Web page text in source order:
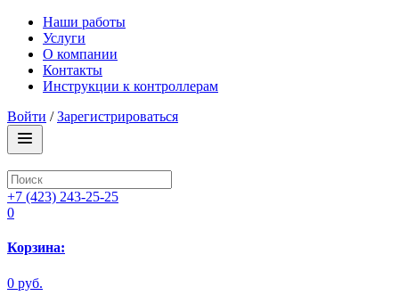
Наши работы
Услуги
О компании
Контакты
Инструкции к контроллерам
Войти /Зарегистрироваться
+7 (423) 243-25-25
0
Корзина:
0 руб.